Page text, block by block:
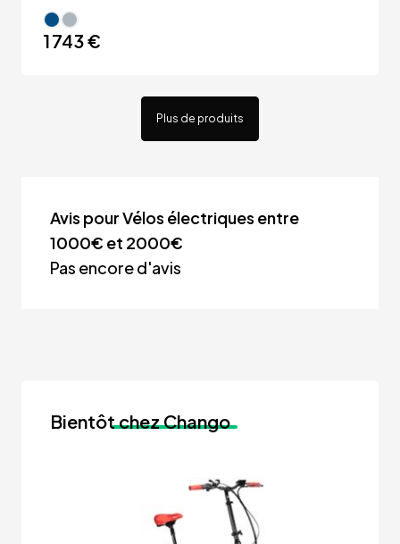
1 743 €
Plus de produits
Avis pour Vélos électriques entre
1000€ et 2000€
Pas encore d'avis
Bientôtchez Chango